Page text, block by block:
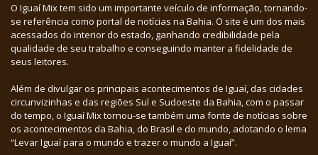
O Iguaí Mix tem sido um importante veículo de informação, tornando-
se referência como portal de notícias na Bahia. O site é um dos mais
acessados do interior do estado, ganhando credibilidade pela
qualidade de seu trabalho e conseguindo manter a fidelidade de
seus leitores.
Além de divulgar os principais acontecimentos de Iguaí, das cidades
circunvizinhas e das regiões Sul e Sudoeste da Bahia, com o passar
do tempo, o Iguaí Mix tornou-se também uma fonte de notícias sobre
os acontecimentos da Bahia, do Brasil e do mundo, adotando o lema
“Levar Iguaí para o mundo e trazer o mundo a Iguaí”.